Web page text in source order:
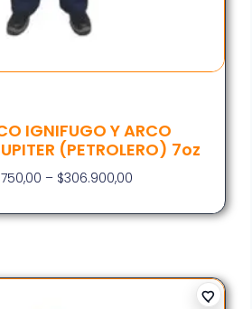
IGNIFUGO Y ARCO
(PETROLERO) 7oz
– $306.900,00